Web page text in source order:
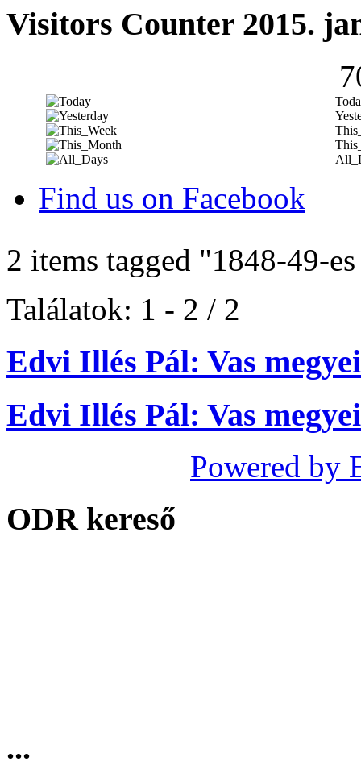
Visitors Counter 2015.
Find us on Facebook
2 items tagged "1848-49-
Találatok: 1 - 2 / 2
Edvi Illés Pál: Vas
Edvi Illés Pál: Vas
Powered by
ODR kereső
...